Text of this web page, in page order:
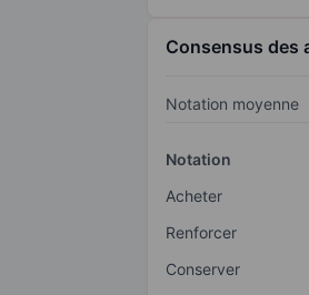
Consensus des
Notation moyenne
Notation
Acheter
Renforcer
Conserver